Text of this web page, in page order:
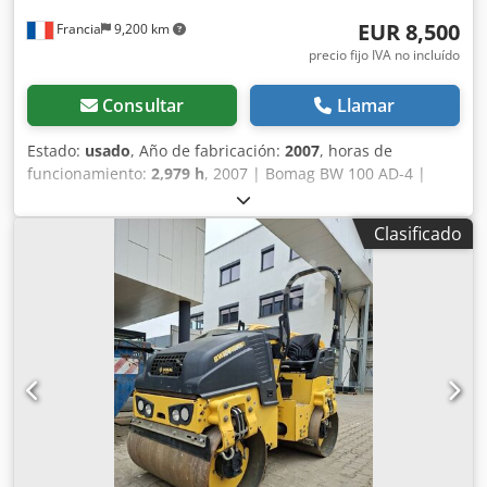
propietarios y operadores de equipos, de fácil acceso en
Francia 9,200 km EUR 8,500
precio fijo IVA no incluído
Consultar Llamar
Estado: usado, Año de fabricación: 2007, horas de
funcionamiento: 2,979 h, 2007 | Bomag BW 100 AD-4 |
Rodillo tándem usado | 2979 horas 📍Ubicación: Francia 🚛
Entrega disponible a su destino; ¡utilice nuestra
calculadora de envío para estimar los costes de transporte!
💰 Compre ahora por 8500 EUR o haga una oferta. El pago
contra entrega está disponible por una tarifa asequible
(sujeto a aprobación)* 👷‍♂️ Inspeccionado por un experto
independiente 43 puntos de inspección, 41 aprobados ✅,
2 con imperfecciones ℹ️, 0 problemas ⚠️ Codpfezgw Dqox
Agmjrf 📌 Comentario del inspector: Buena máquina,
algunos arañazos y sospecha de una pequeña fuga
hidráulica. 📄 ¿Desea ver la inspección completa, fotos
adicionales o un vídeo? Consejo: La referencia "40960
Equippo" se utiliza habitualmente al buscar más detalles
Clasificado